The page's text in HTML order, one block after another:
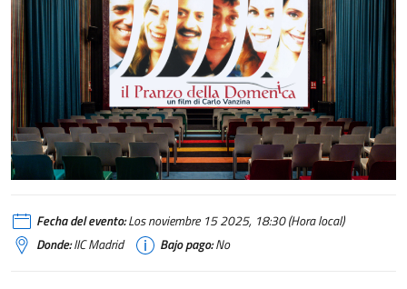
Fecha del evento:Los noviembre 15 2025, 18:30 (Hora local)
Donde:IIC Madrid Bajo pago:No